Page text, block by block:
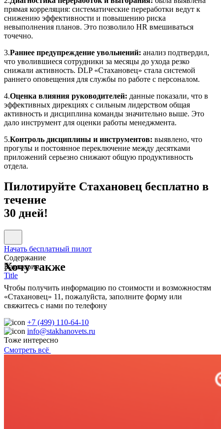
прямая корреляция: систематические переработки ведут к
снижению эффективности и повышению риска
невыполнения планов. Это позволило HR вмешиваться
точечно.
3.Раннее предупреждение увольнений: анализ подтвердил,
что уволившиеся сотрудники за месяцы до ухода резко
снижали активность. DLP «Стахановец» стала системой
раннего оповещения для службы по работе с персоналом.
4.Оценка влияния руководителей: данные показали, что в
эффективных дирекциях с сильным лидерством общая
активность и дисциплина команды значительно выше. Это
дало инструмент для оценки работы менеджмента.
5.Контроль дисциплины и инструментов: выявлено, что
прогулы и постоянное переключение между десятками
приложений серьезно снижают общую продуктивность
отдела.
Пилотируйте Стахановец бесплатно в
течение
30 дней!
Начать бесплатный пилот
Содержание
Категория
Title
Хочу также
Чтобы получить информацию по стоимости и возможностям
«Стахановец» 11, пожалуйста, заполните форму или
свяжитесь с нами по телефону
+7 (499) 110-64-10
info@stakhanovets.ru
Тоже интересно
Смотреть всё